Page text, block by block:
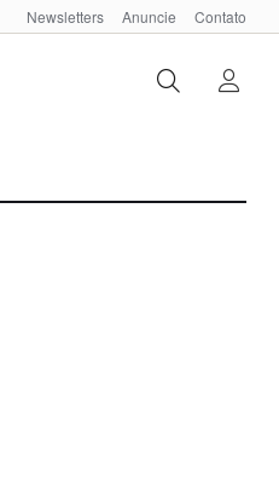
Newsletters Anuncie Contato